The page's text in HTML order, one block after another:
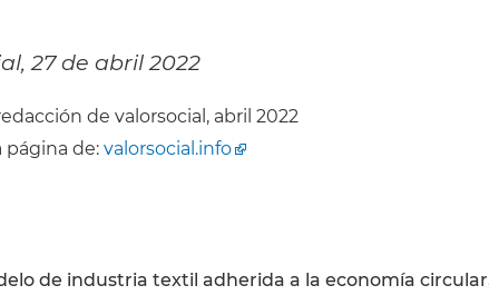
27 de abril 2022
de valorsocial, abril 2022
página de: valorsocial.info
de industria textil adherida a la economía